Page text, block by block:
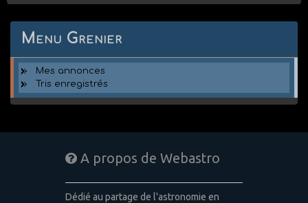
Menu Grenier
Mes annonces
Tris enregistrés
A propos de Webastro
Dédié au partage de l'astronomie en